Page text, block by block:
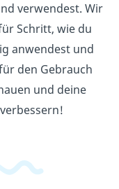
verwendest. Wir
Schritt, wie du
anwendest und
den Gebrauch
und deine